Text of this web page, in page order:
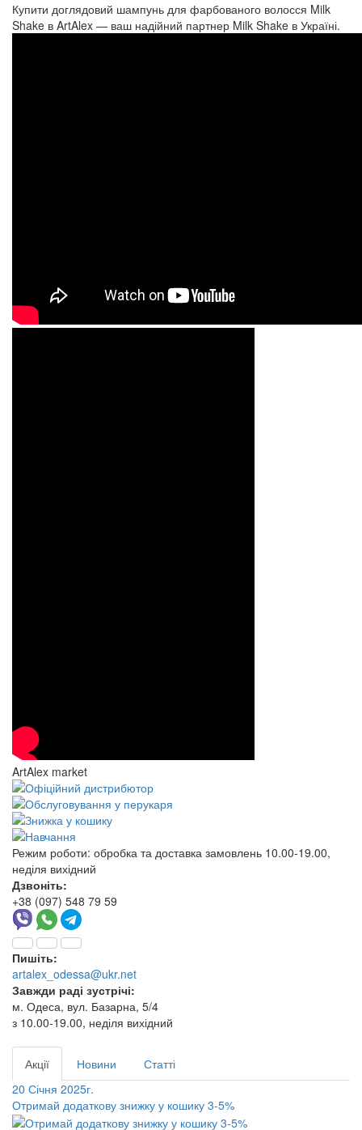
Купити доглядовий шампунь для фарбованого волосся Milk
Shake в ArtAlex — ваш надійний партнер Milk Shake в Україні.
ArtAlex market
Режим роботи: обробка та доставка замовлень 10.00-19.00,
неділя вихідний
Дзвоніть:
+38 (097) 548 79 59
Пишіть:
artalex_odessa@ukr.net
Завжди раді зустрічі:
м. Одеса, вул. Базарна, 5/4
з 10.00-19.00, неділя вихідний
Акції Новини
Статті
20 Січня 2025г.
Отримай додаткову знижку у кошику 3-5%